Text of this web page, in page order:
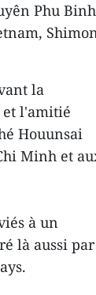
Phu
la
et l'amitié
Houunsai
Minh et
à un
là aussi par